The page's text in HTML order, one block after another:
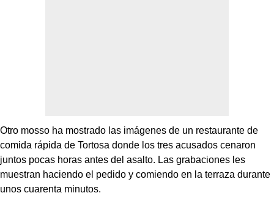
Otro mosso ha mostrado las imágenes de un restaurante de
comida rápida de Tortosa donde los tres acusados cenaron
juntos pocas horas antes del asalto. Las grabaciones les
muestran haciendo el pedido y comiendo en la terraza durante
unos cuarenta minutos.